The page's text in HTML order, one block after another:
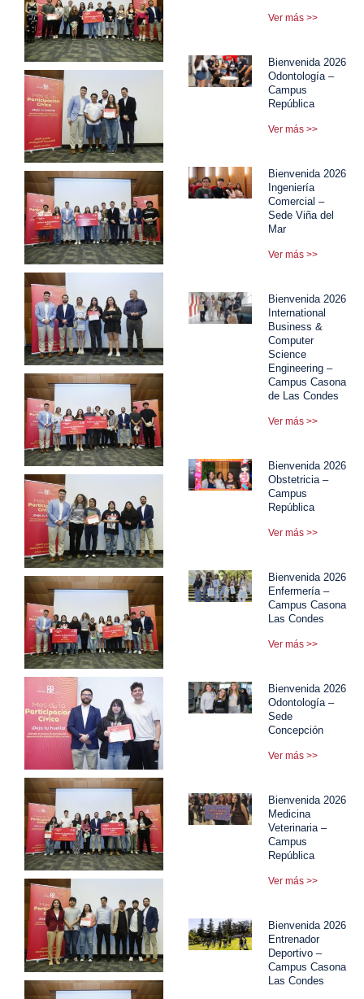
Ver más >>
Bienvenida 2026
Odontología –
Campus
República
Ver más >>
Bienvenida 2026
Ingeniería
Comercial –
Sede Viña del
Mar
Ver más >>
Bienvenida 2026
International
Business &
Computer
Science
Engineering –
Campus Casona
de Las Condes
Ver más >>
Bienvenida 2026
Obstetricia –
Campus
República
Ver más >>
Bienvenida 2026
Enfermería –
Campus Casona
Las Condes
Ver más >>
Bienvenida 2026
Odontología –
Sede
Concepción
Ver más >>
Bienvenida 2026
Medicina
Veterinaria –
Campus
República
Ver más >>
Bienvenida 2026
Entrenador
Deportivo –
Campus Casona
Las Condes